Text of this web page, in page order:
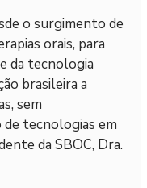
o surgimento de
orais, para
da tecnologia
brasileira a
sem
de tecnologias em
da SBOC, Dra.